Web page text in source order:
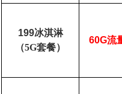
199冰淇淋
（5G套餐）
60G流